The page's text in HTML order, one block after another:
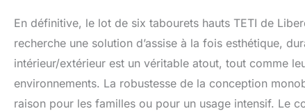
En définitive, le lot de six tabourets hauts TETI de
recherche une solution d’assise à la fois esthétique,
intérieur/extérieur est un véritable atout, tout comme
environnements. La robustesse de la conception
raison pour les familles ou pour un usage intensif. Le